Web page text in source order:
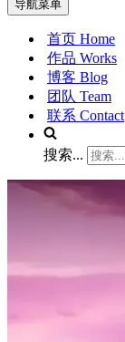
导航菜单
首页 Home
作品 Works
博客 Blog
团队 Team
联系 Contact
搜索...